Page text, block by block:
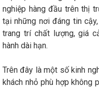
nghiệp hàng đầu trên thị
tại những nơi đáng tin
trang trí chất lượng, giá
hành dài hạn.
Trên đây là một số kinh
khách nhỏ phù hợp không